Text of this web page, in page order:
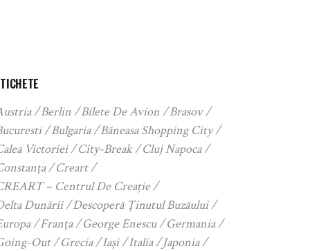
Berlin Bilete De Avion
Brasov
Bulgaria
Băneasa Shopping City
Victoriei
City-Break
Cluj Napoca
Creart
– Centrul De Creație
Dunării
Descoperă Ținutul Buzăului
Franța George Enescu
Germania
Out
Grecia Iași Italia
Japonia